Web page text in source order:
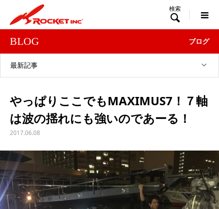

BLOG
ブログ
最新記事
やっぱりここでもMAXIMUS7！７軸
は波の揺れにも強いのであーる！
2017.06.08